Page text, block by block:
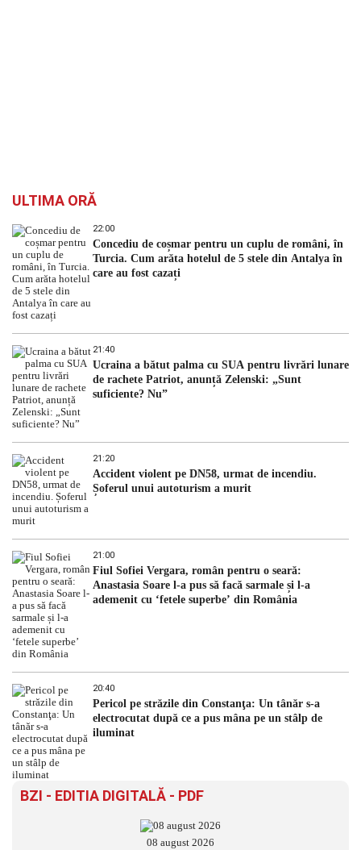
ULTIMA ORĂ
22:00
Concediu de coșmar pentru un cuplu de români, în
Turcia. Cum arăta hotelul de 5 stele din Antalya în
care au fost cazați
21:40
Ucraina a bătut palma cu SUA pentru livrări lunare
de rachete Patriot, anunță Zelenski: „Sunt
suficiente? Nu”
21:20
Accident violent pe DN58, urmat de incendiu.
Șoferul unui autoturism a murit
21:00
Fiul Sofiei Vergara, român pentru o seară:
Anastasia Soare l-a pus să facă sarmale și l-a
ademenit cu ‘fetele superbe’ din România
20:40
Pericol pe străzile din Constanţa: Un tânăr s-a
electrocutat după ce a pus mâna pe un stâlp de
iluminat
BZI - EDITIA DIGITALĂ - PDF
08 august 2026